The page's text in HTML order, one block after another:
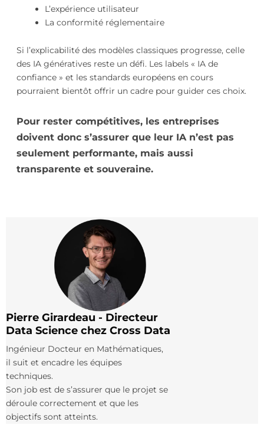
L’expérience utilisateur
La conformité réglementaire
Si l’explicabilité des modèles classiques progresse, celle
des IA génératives reste un défi. Les labels « IA de
confiance » et les standards européens en cours
pourraient bientôt offrir un cadre pour guider ces choix.
Pour rester compétitives, les entreprises
doivent donc s’assurer que leur IA n’est pas
seulement performante, mais aussi
transparente et souveraine.
Pierre Girardeau - Directeur
Data Science chez Cross Data
Ingénieur Docteur en Mathématiques,
il suit et encadre les équipes
techniques.
Son job est de s’assurer que le projet se
déroule correctement et que les
objectifs sont atteints.